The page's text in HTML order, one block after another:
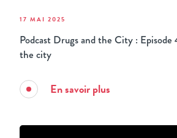
17 MAI 2025
Podcast Drugs and the City :
the city
En savoir plus